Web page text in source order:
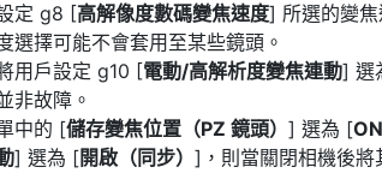
定 g8 [高解像度數碼變焦速度] 所選的變焦
選擇可能不會套用至某些鏡頭。
用戶設定 g10 [電動/高解析度變焦連動] 選
非故障。
中的 [儲存變焦位置（PZ 鏡頭） ] 選為 [ON
] 選為 [開啟（同步） ]，則當關閉相機後將